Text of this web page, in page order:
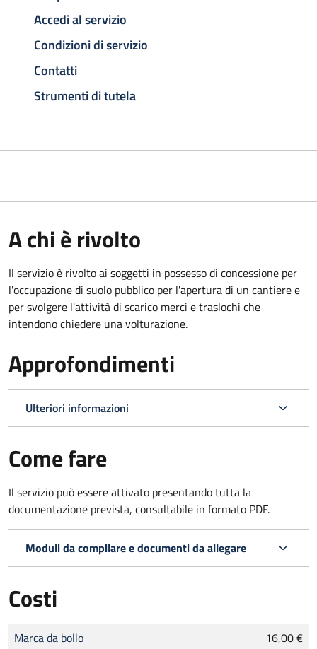
Accedi al servizio
Condizioni di servizio
Contatti
Strumenti di tutela
A chi è rivolto
Il servizio è rivolto ai soggetti in possesso di concessione per
l'occupazione di suolo pubblico per l'apertura di un cantiere e
per svolgere l'attività di scarico merci e traslochi che
intendono chiedere una volturazione.
Approfondimenti
Ulteriori informazioni
Come fare
Il servizio può essere attivato presentando tutta la
documentazione prevista, consultabile in formato PDF.
Moduli da compilare e documenti da allegare
Costi
Tipo di pagamento
Importo
Marca da bollo 16,00 €